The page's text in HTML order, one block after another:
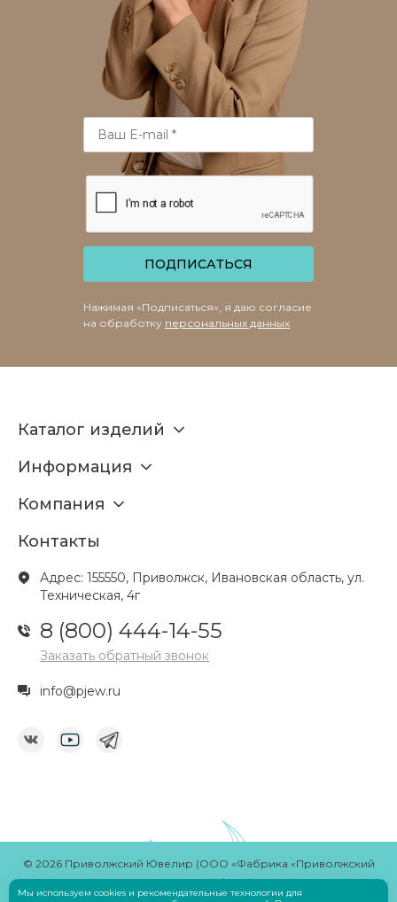
ПОДПИСАТЬСЯ
Нажимая «Подписаться», я даю согласие
на обработку персональных данных
Каталог изделий
Информация
Компания
Контакты
Адрес: 155550, Приволжск, Ивановская область, ул.
Техническая, 4г
8 (800) 444-14-55
Заказать обратный звонок
info@pjew.ru
© 2026 Приволжский Ювелир (ООО «Фабрика «Приволжский
ювелир»)
РазработчикSavin Denis
Мы используем cookies и рекомендательные технологии для